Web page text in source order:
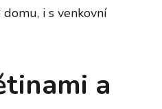
i s venkovní
a